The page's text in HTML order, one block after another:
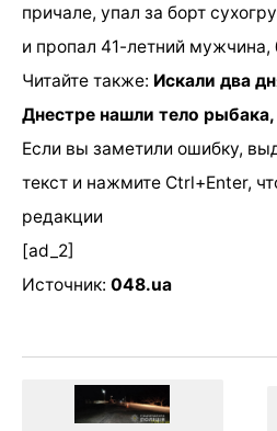
причале, упал за борт
и пропал 41-летний мужчина,
Читайте также: Искали два
Днестре нашли тело
Если вы заметили ошибку,
текст и нажмите Ctrl+Enter,
редакции
[ad_2]
Источник: 048.ua